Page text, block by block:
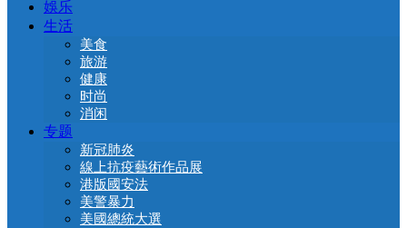
娛乐
生活
美食
旅游
健康
时尚
消闲
专题
新冠肺炎
線上抗疫藝術作品展
港版國安法
美警暴力
美國總統大選